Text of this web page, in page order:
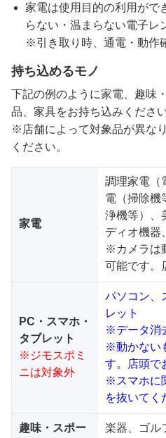
家電は使用目的の利用がで
らない・温まらない電子レ
※引き取り時、通電・動作
持ち込めるモノ
下記の例のように家電、趣味
品、家具をお持ち込みください
※店舗によって対象品が異な
ください。
家電
調理家電（
電（掃除機
浄機等）、
ディオ機器
※カメラは
可能です。
PC・スマホ・
タブレット
※ジモスポミ
ニは対象外
パソコン、
レット
※データ消
※動かない
す。店頭で
※スマホに
を抜いてく
趣味・スポー
楽器、ゴル